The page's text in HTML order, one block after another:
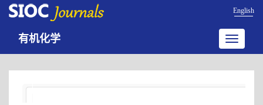
English
Toggle
有机化学